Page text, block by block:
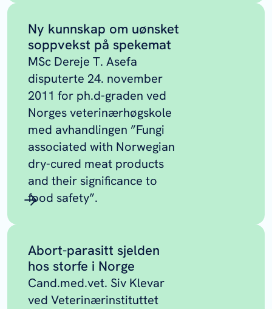
Ny kunnskap om uønsket
soppvekst på spekemat
MSc Dereje T. Asefa
disputerte 24. november
2011 for ph.d-graden ved
Norges veterinærhøgskole
med avhandlingen ”Fungi
associated with Norwegian
dry-cured meat products
and their significance to
food safety”.
Abort-parasitt sjelden
hos storfe i Norge
Cand.med.vet. Siv Klevar
ved Veterinærinstituttet